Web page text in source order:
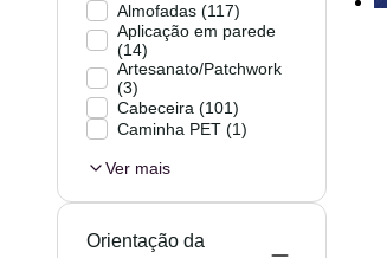
Almofadas (117)
Aplicação em parede
(14)
Artesanato/Patchwork
(3)
Cabeceira (101)
Caminha PET (1)
Ver mais
Orientação da